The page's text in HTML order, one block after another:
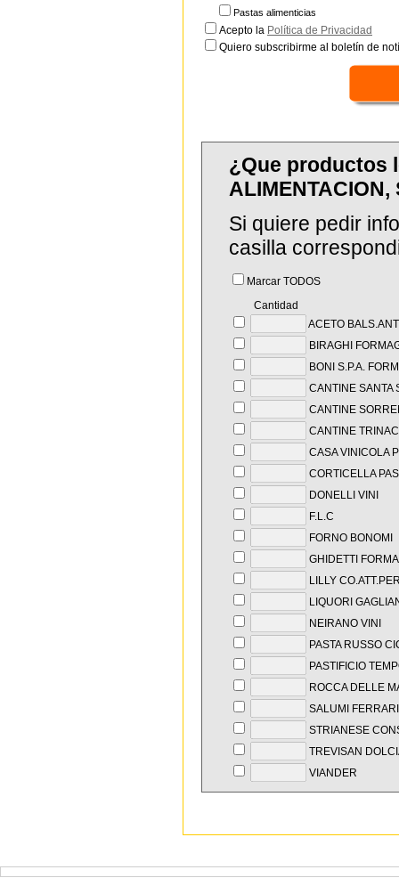
Pastas alimenticias
Acepto la Política de Privacidad
Quiero subscribirme al boletín de
¿Que productos
ALIMENTACION,
Si quiere pedir
casilla
Marcar TODOS
Cantidad
ACETO
BIRAGHI
BONI S.P.A.
CANTINE SANTA
CANTINE
CANTINE
CASA VINICOLA
CORTICELLA
DONELLI VINI
F.L.C
FORNO BONOMI
GHIDETTI
LILLY
LIQUORI
NEIRANO VINI
PASTA RUSSO
PASTIFICIO
ROCCA DELLE
SALUMI FERRARI
STRIANESE
TREVISAN
VIANDER